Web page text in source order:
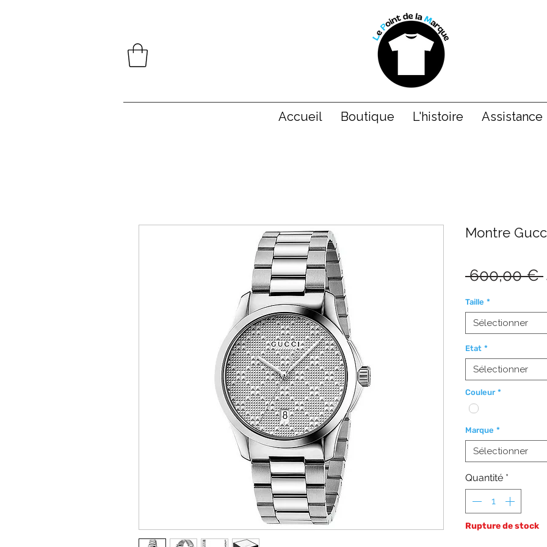
Accueil Boutique L'histoire Assistance
Montre
600,00 €
Taille *
Sélectionner
Etat *
Sélectionner
Couleur *
Marque *
Sélectionner
Quantité *
Rupture de stock